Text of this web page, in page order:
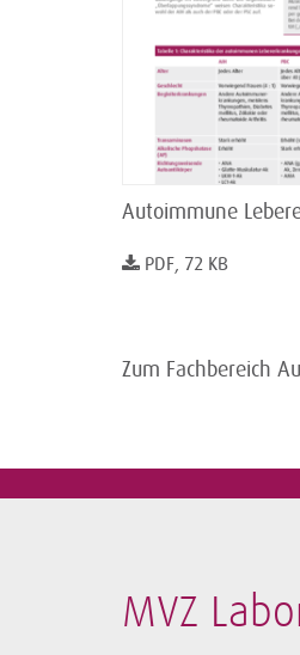
Autoimmune
PDF, 72 KB
Zum Fachbereich
MVZ